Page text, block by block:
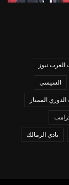
نيوز
السيسي
الممتاز
نادي الزمالك